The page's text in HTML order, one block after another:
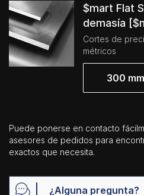
$mart Flat
demasía
Cortes de
métricos
300 mm
Puede ponerse en contacto
asesores de pedidos para
exactos que necesita.
¿Alguna pregunta?